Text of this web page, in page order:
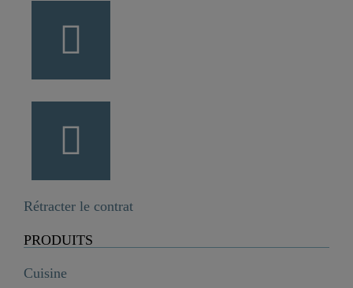
Rétracter le contrat
PRODUITS
Cuisine